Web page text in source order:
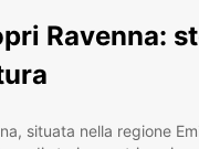
Ravenna:
situata nella regione